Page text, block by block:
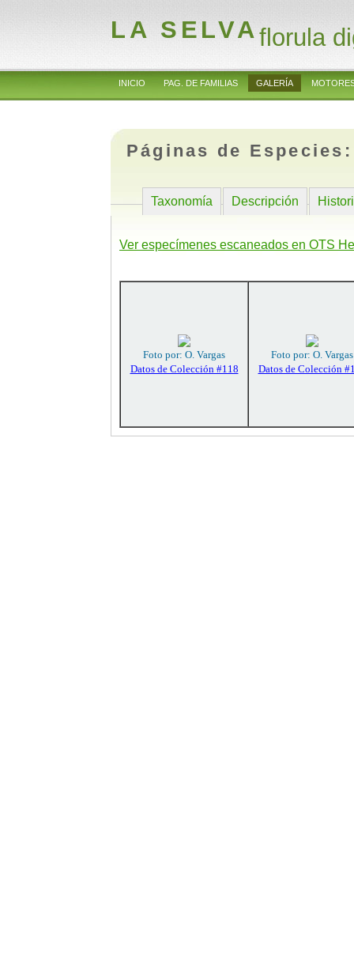
LA SELVAflorula
INICIO PAG. DE FAMILIAS GALERÍA
Páginas de
Taxonomía Descripción
Ver especímenes escaneados en OTS
Foto por: O. Vargas
Datos de Colección #118
Foto por: O. Vargas
Datos de Colección